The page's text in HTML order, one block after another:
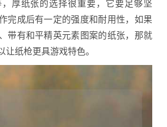
厚纸张的选择很重要，它要足够坚
完成后有一定的强度和耐用性，如果
带有和平精英元素图案的纸张，那就
纸枪更具游戏特色。